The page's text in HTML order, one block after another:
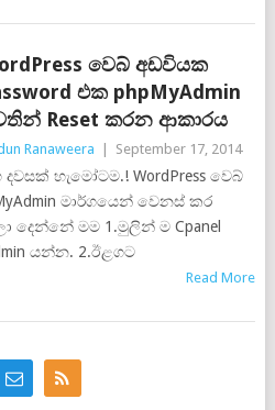
වෙබ් අඩවියක
එක phpMyAdmin
Reset කරන ආකාරය
Ranaweera September 17, 2014
දවසක් හැමෝටම.! WordPress වෙබ්
මාර්ගයෙන් වෙනස් කර
දෙන්නේ මම 1.මුලින් ම Cpanel
යන්න. 2.ඊළගට
Read More